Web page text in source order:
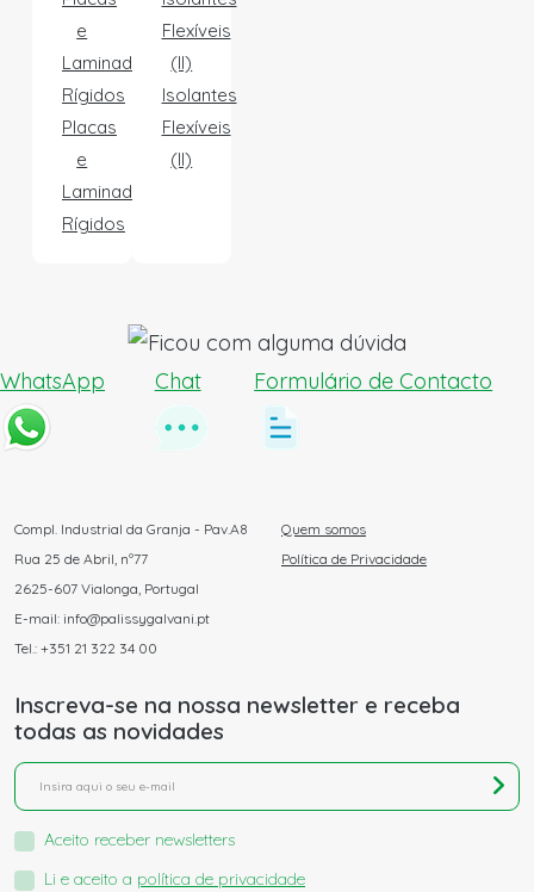
Placas
e
Laminados
Rígidos
Isolantes
Flexíveis
(II)
WhatsApp Chat Formulário de Contacto
Compl. Industrial da Granja - Pav.A8
Rua 25 de Abril, nº77
2625-607 Vialonga, Portugal
E-mail: info@palissygalvani.pt
Tel.: +351 21 322 34 00
Quem somos
Política de Privacidade
Inscreva-se na nossa newsletter e receba
todas as novidades
Aceito receber newsletters
Li e aceito a política de privacidade